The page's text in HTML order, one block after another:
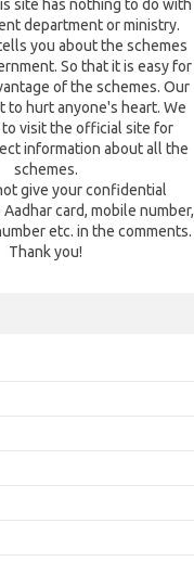
site has nothing to do with
department or ministry.
you about the schemes
So that it is easy for
of the schemes. Our
to hurt anyone's heart. We
visit the official site for
information about all the
schemes.
give your confidential
card, mobile number,
etc. in the comments.
Thank you!